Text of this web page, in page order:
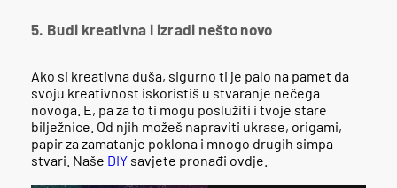
5. Budi kreativna i izradi nešto novo
Ako si kreativna duša, sigurno ti je palo na pamet da
svoju kreativnost iskoristiš u stvaranje nečega
novoga. E, pa za to ti mogu poslužiti i tvoje stare
bilježnice. Od njih možeš napraviti ukrase, origami,
papir za zamatanje poklona i mnogo drugih simpa
stvari. Naše DIY savjete pronađi ovdje.